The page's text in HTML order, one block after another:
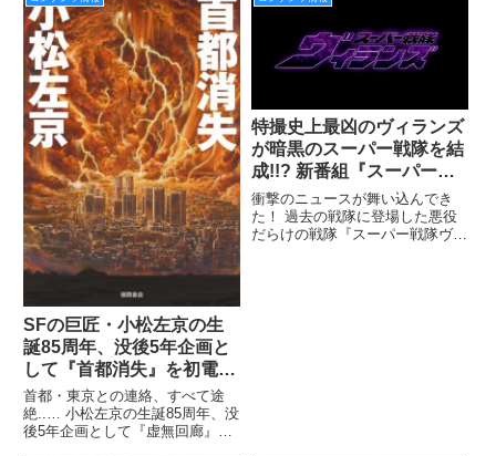
＜GARO＞』で活躍する歴代の主
人公「冴島鋼牙」「冴島雷
SFの巨匠・小松左京の生
誕85周年、没後5年企画と
して『首都消失』を初電子
化！
首都・東京との連絡、すべて途
絶..… 小松左京の生誕85周年、没
後5年企画として『虚無回廊』
特撮史上最凶のヴィランズ
が暗黒のスーパー戦隊を結
成!!? 新番組『スーパー戦
隊ヴィランズ』始動!!!
衝撃のニュースが舞い込んでき
た！ 過去の戦隊に登場した悪役
だらけの戦隊『スーパー戦隊ヴィ